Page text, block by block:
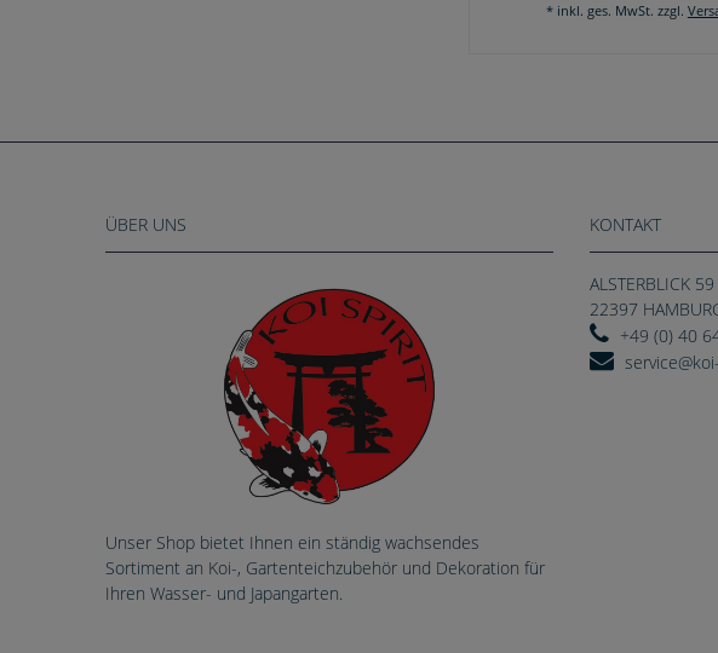
* inkl. ges. MwSt. zzgl.
ÜBER UNS
Unser Shop bietet Ihnen ein ständig wachsendes
Sortiment an Koi-, Gartenteichzubehör und Dekoration für
Ihren Wasser- und Japangarten.
KONTAKT
ALSTERBLICK 59
22397
+49 (0) 40